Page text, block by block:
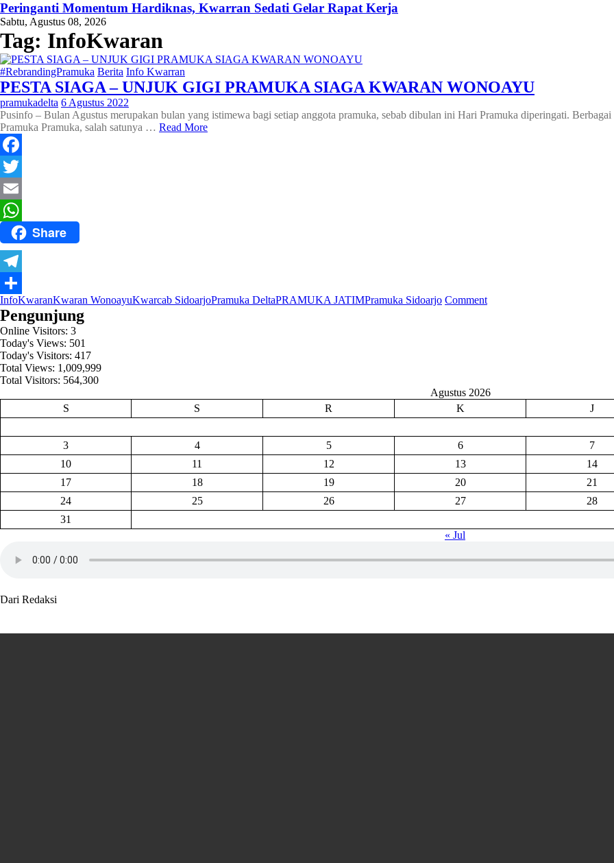
Peringanti Momentum Hardiknas, Kwarran Sedati Gelar Rapat Kerja
Sabtu, Agustus 08, 2026
Tag: InfoKwaran
#RebrandingPramuka Berita Info Kwarran
PESTA SIAGA – UNJUK GIGI PRAMUKA SIAGA KWARAN WONOAYU
pramukadelta 6 Agustus 2022
Pusinfo – Bulan Agustus merupakan bulan yang istimewa bagi setiap anggota pramuka, sebab dibulan ini Hari Pramuka diperingati.
Pramuka Pramuka, salah satunya … Read More
Facebook
Twitter
Email
WhatsAppShare
Telegram
Share
InfoKwaranKwaran WonoayuKwarcab SidoarjoPramuka DeltaPRAMUKA JATIMPramuka Sidoarjo Commenton
KWARAN
Pengunjung
Online Visitors: 3
Today's Views: 501
Today's Visitors: 417
Total Views: 1,009,999
Total Visitors: 564,300
Agustus 2026
S
S R K J
3 4 5 6
7
10
11 12 13
14
17
18 19 20
21
24
25 26 27
28
31
« Jul
Dari Redaksi